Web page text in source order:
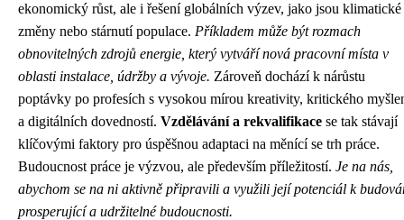
ekonomický růst, ale i řešení globálních výzev, jako jsou klimatické
změny nebo stárnutí populace. Příkladem může být rozmach
obnovitelných zdrojů energie, který vytváří nová pracovní místa v
oblasti instalace, údržby a vývoje. Zároveň dochází k nárůstu
poptávky po profesích s vysokou mírou kreativity, kritického
a digitálních dovedností. Vzdělávání a rekvalifikace se tak stávají
klíčovými faktory pro úspěšnou adaptaci na měnící se trh práce.
Budoucnost práce je výzvou, ale především příležitostí. Je na nás,
abychom se na ni aktivně připravili a využili její potenciál k
prosperující a udržitelné budoucnosti.